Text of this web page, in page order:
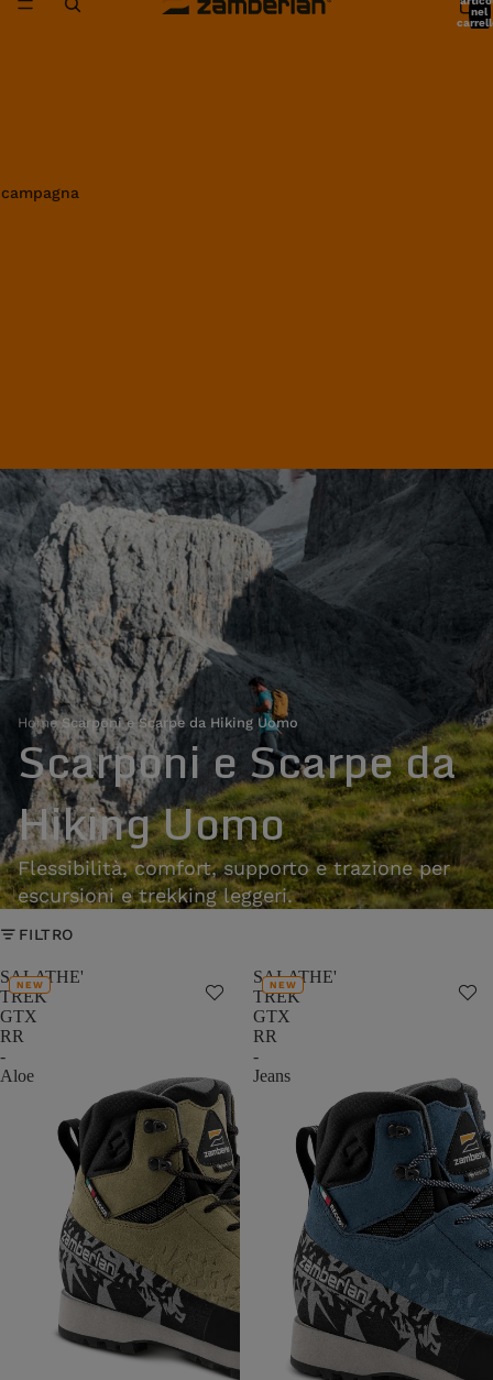
nel
Home›Scarponi e Scarpe da Hiking Uomo
Scarponi e Scarpe da
Hiking Uomo
Flessibilità, comfort, supporto e trazione per
escursioni e trekking leggeri.
FILTRO
SALATHE'
TREK
GTX
RR
-
Aloe
NEW
SALATHE'
TREK
GTX
RR
-
Jeans
NEW